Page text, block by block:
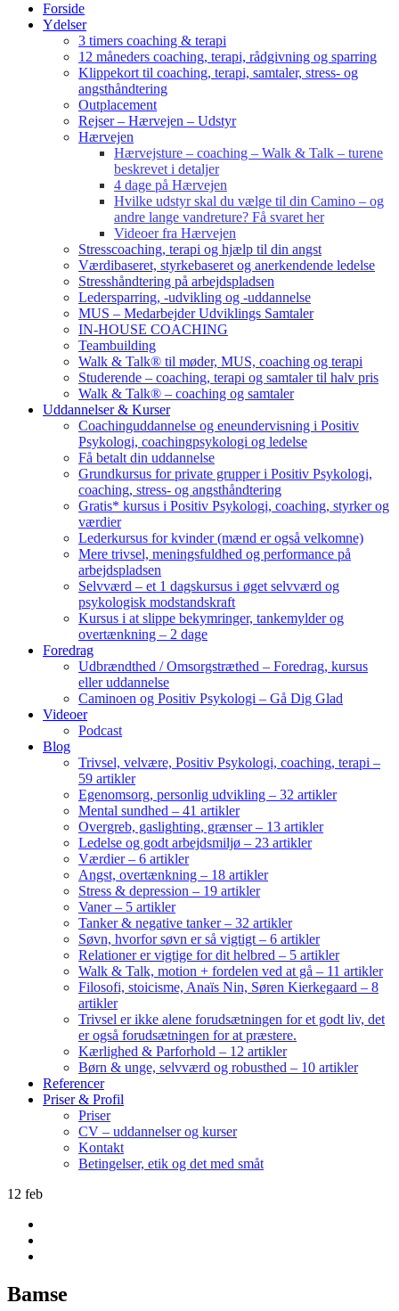
Forside
Ydelser
3 timers coaching & terapi
12 måneders coaching, terapi, rådgivning og sparring
Klippekort til coaching, terapi, samtaler, stress- og
angsthåndtering
Outplacement
Rejser – Hærvejen – Udstyr
Hærvejen
Hærvejsture – coaching – Walk & Talk – turene
beskrevet i detaljer
4 dage på Hærvejen
Hvilke udstyr skal du vælge til din Camino – og
andre lange vandreture? Få svaret her
Videoer fra Hærvejen
Stresscoaching, terapi og hjælp til din angst
Værdibaseret, styrkebaseret og anerkendende ledelse
Stresshåndtering på arbejdspladsen
Ledersparring, -udvikling og -uddannelse
MUS – Medarbejder Udviklings Samtaler
IN-HOUSE COACHING
Teambuilding
Walk & Talk® til møder, MUS, coaching og terapi
Studerende – coaching, terapi og samtaler til halv pris
Walk & Talk® – coaching og samtaler
Uddannelser & Kurser
Coachinguddannelse og eneundervisning i Positiv
Psykologi, coachingpsykologi og ledelse
Få betalt din uddannelse
Grundkursus for private grupper i Positiv Psykologi,
coaching, stress- og angsthåndtering
Gratis* kursus i Positiv Psykologi, coaching, styrker og
værdier
Lederkursus for kvinder (mænd er også velkomne)
Mere trivsel, meningsfuldhed og performance på
arbejdspladsen
Selvværd – et 1 dagskursus i øget selvværd og
psykologisk modstandskraft
Kursus i at slippe bekymringer, tankemylder og
overtænkning – 2 dage
Foredrag
Udbrændthed / Omsorgstræthed – Foredrag, kursus
eller uddannelse
Caminoen og Positiv Psykologi – Gå Dig Glad
Videoer
Podcast
Blog
Trivsel, velvære, Positiv Psykologi, coaching, terapi –
59 artikler
Egenomsorg, personlig udvikling – 32 artikler
Mental sundhed – 41 artikler
Overgreb, gaslighting, grænser – 13 artikler
Ledelse og godt arbejdsmiljø – 23 artikler
Værdier – 6 artikler
Angst, overtænkning – 18 artikler
Stress & depression – 19 artikler
Vaner – 5 artikler
Tanker & negative tanker – 32 artikler
Søvn, hvorfor søvn er så vigtigt – 6 artikler
Relationer er vigtige for dit helbred – 5 artikler
Walk & Talk, motion + fordelen ved at gå – 11 artikler
Filosofi, stoicisme, Anaïs Nin, Søren Kierkegaard – 8
artikler
Trivsel er ikke alene forudsætningen for et godt liv, det
er også forudsætningen for at præstere.
Kærlighed & Parforhold – 12 artikler
Børn & unge, selvværd og robusthed – 10 artikler
Referencer
Priser & Profil
Priser
CV – uddannelser og kurser
Kontakt
Betingelser, etik og det med småt
12 feb
Bamse